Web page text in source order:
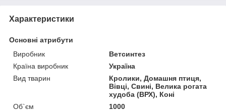
Характеристики
Основні атрибути
Виробник
Ветсинтез
Країна виробник
Україна
Вид тварин
Кролики, Домашня птиця,
Вівці, Свині, Велика рогата
худоба (ВРХ), Коні
Об`єм
1000